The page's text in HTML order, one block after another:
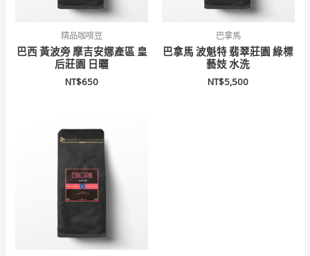
精品咖啡豆
巴西 黃波旁 摩吉安娜產區 皇
后莊園 日曬
NT$650
巴拿馬
巴拿馬 波魁特 翡翠莊園 綠標
藝妓 水洗
NT$5,500